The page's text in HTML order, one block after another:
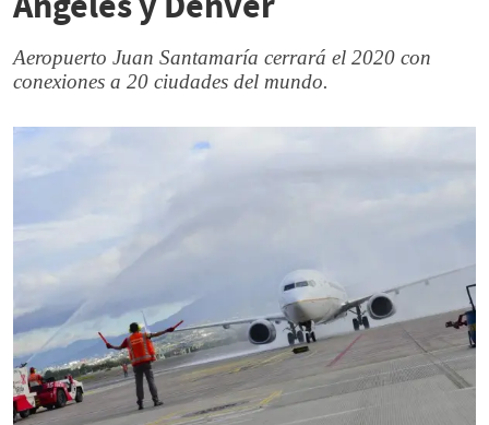
Aeropuerto Juan Santamaría cerrará el 2020 con
conexiones a 20 ciudades del mundo.